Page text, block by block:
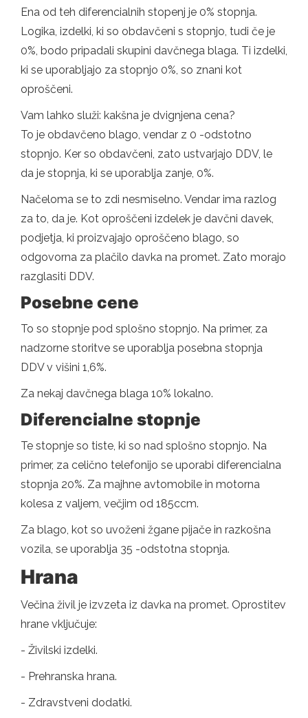
Ena od teh diferencialnih stopenj je 0% stopnja.
Logika, izdelki, ki so obdavčeni s stopnjo, tudi če je
0%, bodo pripadali skupini davčnega blaga. Ti izdelki,
ki se uporabljajo za stopnjo 0%, so znani kot
oproščeni.
Vam lahko služi: kakšna je dvignjena cena?
To je obdavčeno blago, vendar z 0 -odstotno
stopnjo. Ker so obdavčeni, zato ustvarjajo DDV, le
da je stopnja, ki se uporablja zanje, 0%.
Načeloma se to zdi nesmiselno. Vendar ima razlog
za to, da je. Kot oproščeni izdelek je davčni davek,
podjetja, ki proizvajajo oproščeno blago, so
odgovorna za plačilo davka na promet. Zato morajo
razglasiti DDV.
Posebne cene
To so stopnje pod splošno stopnjo. Na primer, za
nadzorne storitve se uporablja posebna stopnja
DDV v višini 1,6%.
Za nekaj davčnega blaga 10% lokalno.
Diferencialne stopnje
Te stopnje so tiste, ki so nad splošno stopnjo. Na
primer, za celično telefonijo se uporabi diferencialna
stopnja 20%. Za majhne avtomobile in motorna
kolesa z valjem, večjim od 185ccm.
Za blago, kot so uvoženi žgane pijače in razkošna
vozila, se uporablja 35 -odstotna stopnja.
Hrana
Večina živil je izvzeta iz davka na promet. Oprostitev
hrane vključuje:
- Živilski izdelki.
- Prehranska hrana.
- Zdravstveni dodatki.